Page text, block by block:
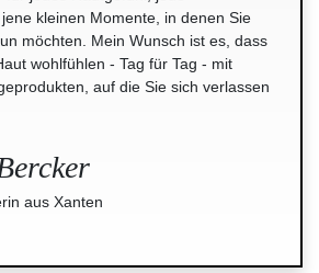
kleinen Momente, in denen Sie
möchten. Mein Wunsch ist es, dass
wohlfühlen - Tag für Tag - mit
auf die Sie sich verlassen
aus Xanten